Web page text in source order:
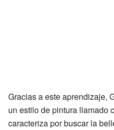
Gracias a este aprendizaje,
un estilo de pintura llamado
caracteriza por buscar la